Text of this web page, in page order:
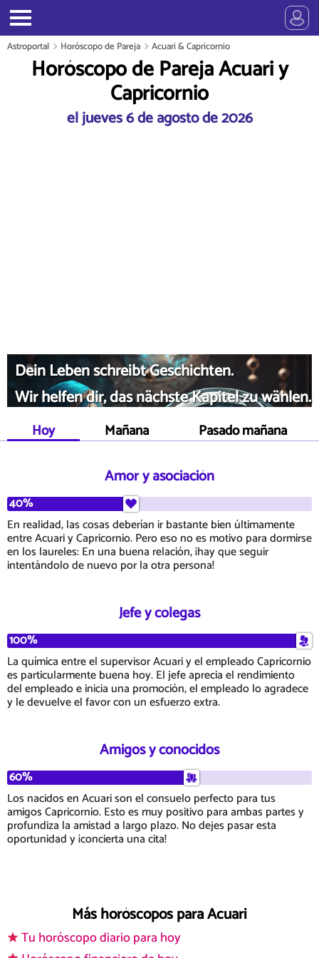
Astroportal Horóscopo de Pareja Acuari & Capricornio
Horóscopo de Pareja Acuari y
Capricornio
el jueves 6 de agosto de 2026
Dein Leben schreibt Geschichten.
Wir helfen dir, das nächste Kapitel zu wählen.
Hoy Mañana Pasado mañana
Amor y asociación
40%
En realidad, las cosas deberían ir bastante bien últimamente
entre Acuari y Capricornio. Pero eso no es motivo para dormirse
en los laureles: En una buena relación, ¡hay que seguir
intentándolo de nuevo por la otra persona!
Jefe y colegas
100%
La química entre el supervisor Acuari y el empleado Capricornio
es particularmente buena hoy. El jefe aprecia el rendimiento
del empleado e inicia una promoción, el empleado lo agradece
y le devuelve el favor con un esfuerzo extra.
Amigos y conocidos
60%
Los nacidos en Acuari son el consuelo perfecto para tus
amigos Capricornio. Esto es muy positivo para ambas partes y
profundiza la amistad a largo plazo. No dejes pasar esta
oportunidad y ¡concierta una cita!
Más horóscopos para Acuari
Tu horóscopo diario para hoy